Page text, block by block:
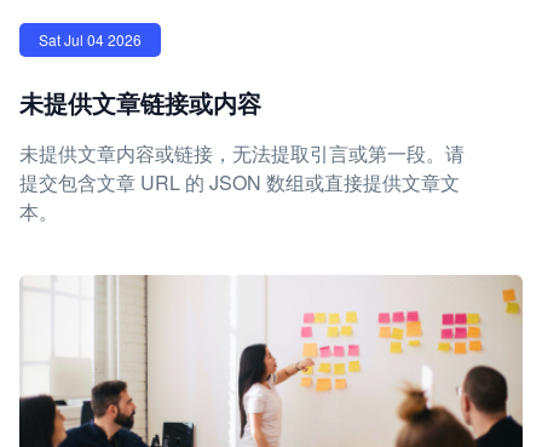
Sat Jul 04 2026
未提供文章链接或内容
未提供文章内容或链接，无法提取引言或第一段。请
提交包含文章 URL 的 JSON 数组或直接提供文章文
本。